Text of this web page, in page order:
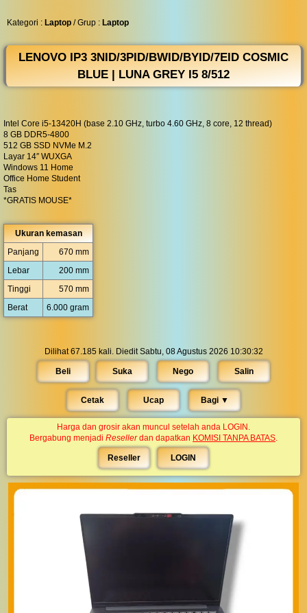
Kategori : Laptop / Grup : Laptop
LENOVO IP3 3NID/3PID/BWID/BYID/7EID COSMIC
BLUE | LUNA GREY I5 8/512
Intel Core i5-13420H (base 2.10 GHz, turbo 4.60 GHz, 8 core, 12 thread)
8 GB DDR5-4800
512 GB SSD NVMe M.2
Layar 14″ WUXGA
Windows 11 Home
Office Home Student
Tas
*GRATIS MOUSE*
Ukuran kemasan
Panjang
670 mm
Lebar
200 mm
Tinggi
570 mm
Berat
6.000 gram
Dilihat 67.185 kali. Diedit Sabtu, 08 Agustus 2026 10:30:32
Beli Suka Nego Salin
Cetak Ucap Bagi ▼︎
Harga dan grosir akan muncul setelah anda LOGIN.
Bergabung menjadi Resellerdan dapatkan KOMISI TANPA BATAS.
Reseller LOGIN